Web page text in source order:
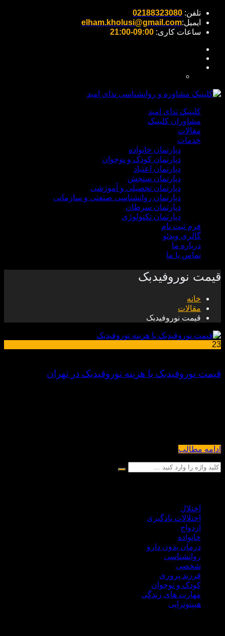
تلفن: 02188323080
ایمیل:elham.kholusi@gmail.com
ساعات کاری: 09:00-21:00
کلینیک ندای امید
مشاوران کلینیک
مقالات
خدمات
دپارتمان خانواده
دپارتمان کودک و نوجوان
دپارتمان اعتیاد
دپارتمان سنجش
دپارتمان تحصیلی و آموزشی
دپارتمان روانشناسی صنعتی و سازمانی
دپارتمان سرطان
دپارتمان تکنولوژی
فرم ثبت نام
گالری ویدئو
درباره ما
تماس با ما
قیمت نوروفیدبک
خانه
مقالات
قیمت نوروفیدبک
23
قیمت نوروفیدبک یا هزینه نوروفیدبک در تهران
ادامه مطالب
اختلال
اختلالات یادگیری
ازدواج
خانواده
درمان بدون دارو
روانشناسی
شخصی
فرزند پروری
کودک و نوجوان
مهارت های زندگی
هیپنوتراپی